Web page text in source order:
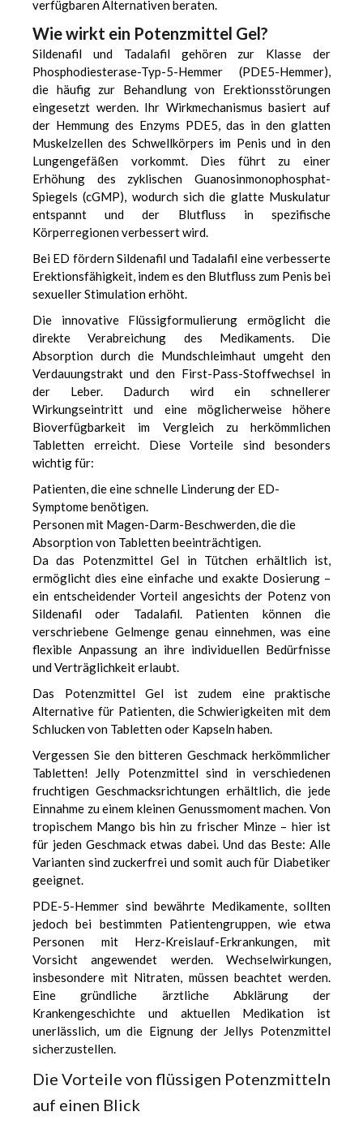
verfügbaren Alternativen beraten.
Wie wirkt ein Potenzmittel Gel?
Sildenafil und Tadalafil gehören zur Klasse der
Phosphodiesterase-Typ-5-Hemmer (PDE5-Hemmer),
die häufig zur Behandlung von Erektionsstörungen
eingesetzt werden. Ihr Wirkmechanismus basiert auf
der Hemmung des Enzyms PDE5, das in den glatten
Muskelzellen des Schwellkörpers im Penis und in den
Lungengefäßen vorkommt. Dies führt zu einer
Erhöhung des zyklischen Guanosinmonophosphat-
Spiegels (cGMP), wodurch sich die glatte Muskulatur
entspannt und der Blutfluss in spezifische
Körperregionen verbessert wird.
Bei ED fördern Sildenafil und Tadalafil eine verbesserte
Erektionsfähigkeit, indem es den Blutfluss zum Penis bei
sexueller Stimulation erhöht.
Die innovative Flüssigformulierung ermöglicht die
direkte Verabreichung des Medikaments. Die
Absorption durch die Mundschleimhaut umgeht den
Verdauungstrakt und den First-Pass-Stoffwechsel in
der Leber. Dadurch wird ein schnellerer
Wirkungseintritt und eine möglicherweise höhere
Bioverfügbarkeit im Vergleich zu herkömmlichen
Tabletten erreicht. Diese Vorteile sind besonders
wichtig für:
Patienten, die eine schnelle Linderung der ED-
Symptome benötigen.
Personen mit Magen-Darm-Beschwerden, die die
Absorption von Tabletten beeinträchtigen.
Da das Potenzmittel Gel in Tütchen erhältlich ist,
ermöglicht dies eine einfache und exakte Dosierung –
ein entscheidender Vorteil angesichts der Potenz von
Sildenafil oder Tadalafil. Patienten können die
verschriebene Gelmenge genau einnehmen, was eine
flexible Anpassung an ihre individuellen Bedürfnisse
und Verträglichkeit erlaubt.
Das Potenzmittel Gel ist zudem eine praktische
Alternative für Patienten, die Schwierigkeiten mit dem
Schlucken von Tabletten oder Kapseln haben.
Vergessen Sie den bitteren Geschmack herkömmlicher
Tabletten! Jelly Potenzmittel sind in verschiedenen
fruchtigen Geschmacksrichtungen erhältlich, die jede
Einnahme zu einem kleinen Genussmoment machen. Von
tropischem Mango bis hin zu frischer Minze – hier ist
für jeden Geschmack etwas dabei. Und das Beste: Alle
Varianten sind zuckerfrei und somit auch für Diabetiker
geeignet.
PDE-5-Hemmer sind bewährte Medikamente, sollten
jedoch bei bestimmten Patientengruppen, wie etwa
Personen mit Herz-Kreislauf-Erkrankungen, mit
Vorsicht angewendet werden. Wechselwirkungen,
insbesondere mit Nitraten, müssen beachtet werden.
Eine gründliche ärztliche Abklärung der
Krankengeschichte und aktuellen Medikation ist
unerlässlich, um die Eignung der Jellys Potenzmittel
sicherzustellen.
Die Vorteile von flüssigen Potenzmitteln
auf einen Blick